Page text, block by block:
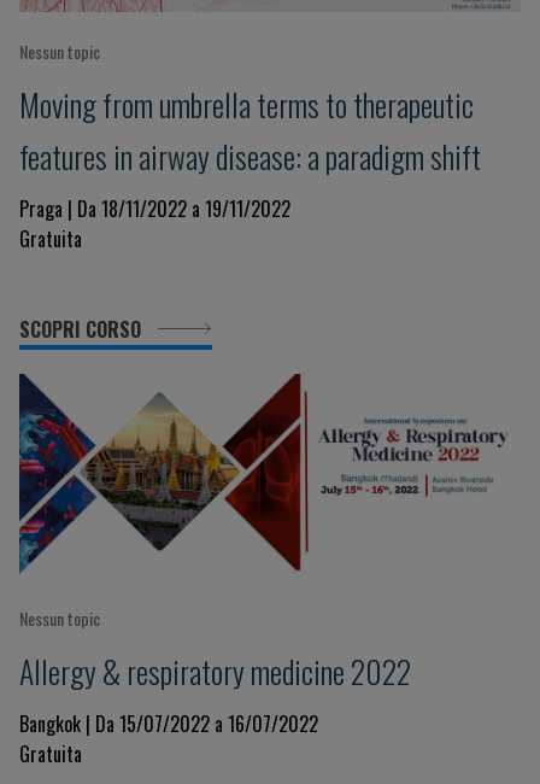
Nessun topic
Moving from umbrella terms to therapeutic
features in airway disease: a paradigm shift
Praga | Da 18/11/2022 a 19/11/2022
Gratuita
SCOPRI CORSO
Nessun topic
Allergy & respiratory medicine 2022
Bangkok | Da 15/07/2022 a 16/07/2022
Gratuita